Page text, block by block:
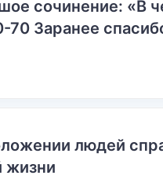
сочинение: «В
Заранее
людей
жизни